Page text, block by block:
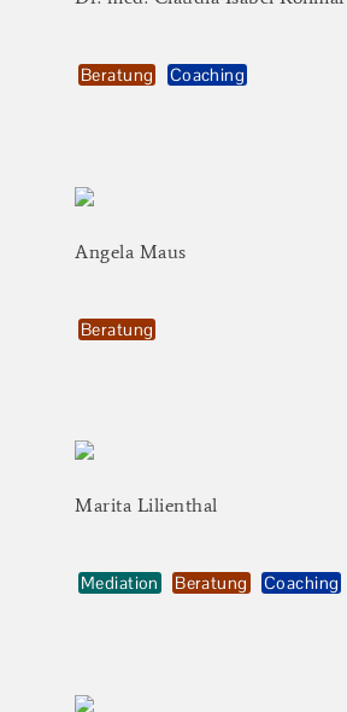
Beratung Coaching
Angela Maus
Beratung
Marita Lilienthal
Mediation Beratung Coaching